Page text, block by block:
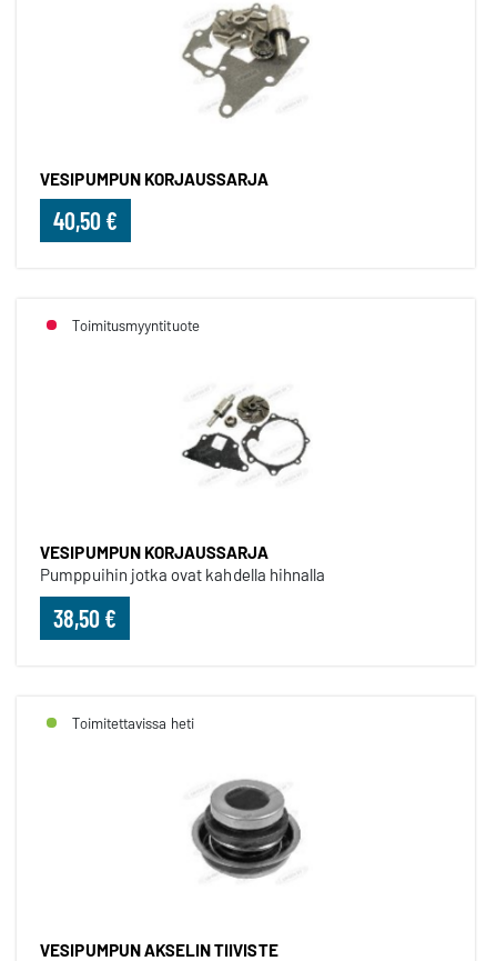
VESIPUMPUN KORJAUSSARJA
40,50 €
Toimitusmyyntituote
VESIPUMPUN KORJAUSSARJA
Pumppuihin jotka ovat kahdella hihnalla
38,50 €
Toimitettavissa heti
VESIPUMPUN AKSELIN TIIVISTE